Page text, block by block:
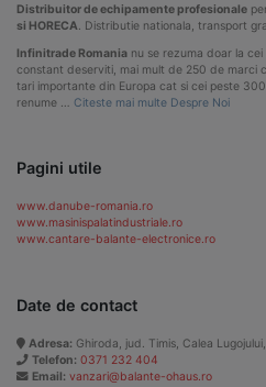
Distribuitor de echipamente profesionale
si HORECA . Distributie nationala, transport
Infinitrade Romania nu se rezuma doar la
constant deserviti, mai mult de 250 de marci
tari importante din Europa cat si cei peste
renume … Citeste mai multe Despre Noi
Pagini utile
www.danube-romania.ro
www.masinispalatindustriale.ro
www.cantare-balante-electronice.ro
Date de contact
Adresa: Ghiroda, jud. Timis, Calea
Telefon: 0371 232 404
Email: vanzari@balante-ohaus.ro